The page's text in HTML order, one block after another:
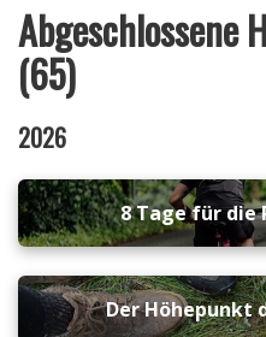
Abgeschlossene
(65)
2026
8 Tage für
Der Höhepunkt